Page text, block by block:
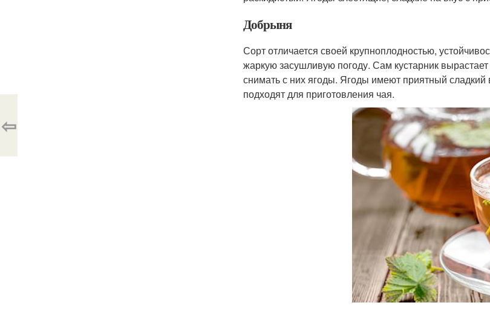
Добрыня
Сорт отличается своей крупноплодностью,
жаркую засушливую погоду. Сам кустарник
снимать с них ягоды. Ягоды имеют приятный
подходят для приготовления чая.
⇦